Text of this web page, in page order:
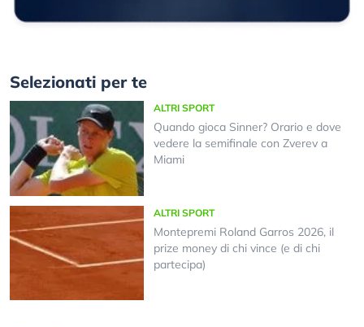
Selezionati per te
ALTRI SPORT
Quando gioca Sinner? Orario e dove
vedere la semifinale con Zverev a
Miami
ALTRI SPORT
Montepremi Roland Garros 2026, il
prize money di chi vince (e di chi
partecipa)